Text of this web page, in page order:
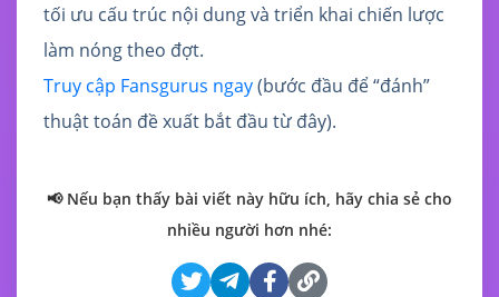
tối ưu cấu trúc nội dung và triển khai chiến lược
làm nóng theo đợt.
Truy cập Fansgurus ngay(bước đầu để “đánh”
thuật toán đề xuất bắt đầu từ đây).
📢 Nếu bạn thấy bài viết này hữu ích, hãy chia sẻ cho
nhiều người hơn nhé: